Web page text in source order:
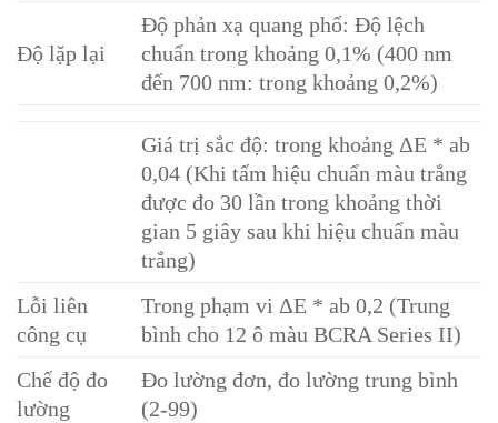
Độ lặp lại
Độ phản xạ quang phổ: Độ lệch
chuẩn trong khoảng 0,1% (400 nm
đến 700 nm: trong khoảng 0,2%)
Giá trị sắc độ: trong khoảng ΔE * ab
0,04 (Khi tấm hiệu chuẩn màu trắng
được đo 30 lần trong khoảng thời
gian 5 giây sau khi hiệu chuẩn màu
trắng)
Lỗi liên
công cụ
Trong phạm vi ΔE * ab 0,2 (Trung
bình cho 12 ô màu BCRA Series II)
Chế độ đo
lường
Đo lường đơn, đo lường trung bình
(2-99)